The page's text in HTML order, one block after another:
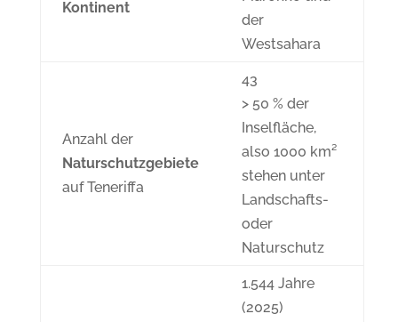
Kontinent
der
Westsahara
Anzahl der
Naturschutzgebiete
auf Teneriffa
43
> 50 % der
Inselfläche,
also 1000 km²
stehen unter
Landschafts-
oder
Naturschutz
1.544 Jahre
(2025)